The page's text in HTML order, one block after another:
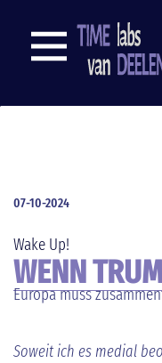
NAVIGATION
Wake Up!
WENN
Europa muss
07-10-2024
Soweit ich es medial